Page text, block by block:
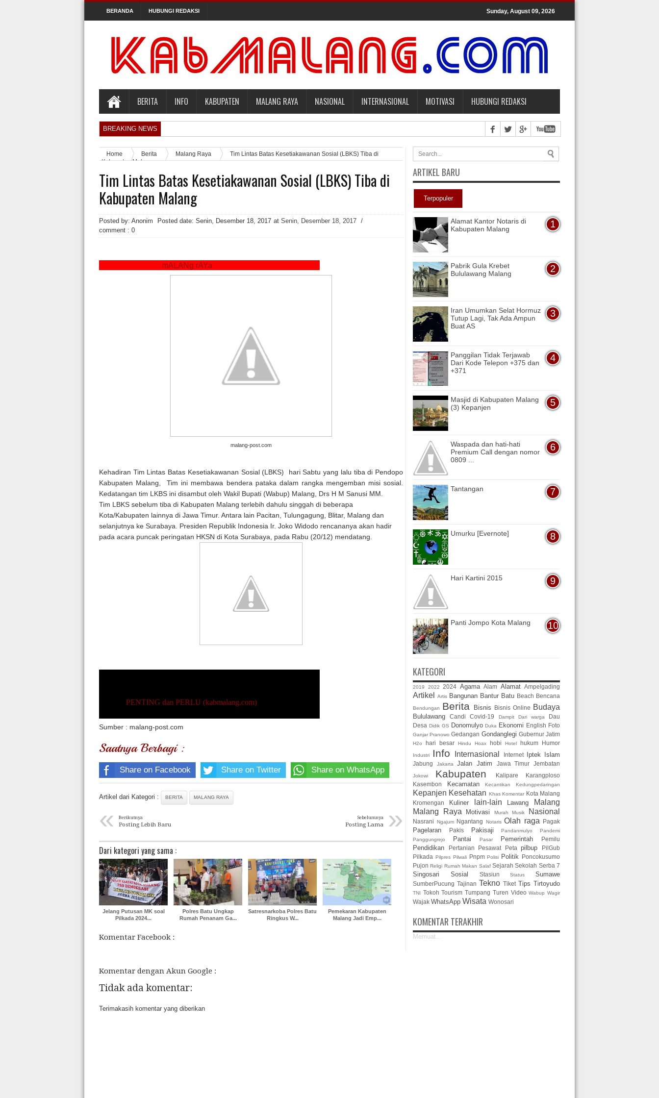
BERANDA HUBUNGI REDAKSI Sunday, August 09, 2026
BERITA INFO KABUPATEN MALANG RAYA NASIONAL INTERNASIONAL MOTIVASI HUBUNGI REDAKSI
BREAKING NEWS
Sidang Pra Peradilan Roy Suryo
KPK Periksa Mantan Stafsus Menag Gus Yaqut terkait Kasus Kuota Haji [sindonews.com]
Hakim Kabulkan Sebagian Gugatan Praperadilan Roy Suryo [news.detik]
Home Berita Malang Raya
Tim Lintas Batas Kesetiakawanan Sosial (LBKS) Tiba di
Kabupaten Malang
Tim Lintas Batas Kesetiakawanan Sosial (LBKS) Tiba di
Kabupaten Malang
Posted by: Anonim Posted date: Senin, Desember 18, 2017 at Senin, Desember 18, 2017 /
comment : 0
mALANg rAYa
malang-post.com
Kehadiran Tim Lintas Batas Kesetiakawanan Sosial (LBKS) hari Sabtu yang lalu tiba di Pendopo
Kabupaten Malang, Tim ini membawa bendera pataka dalam rangka mengemban misi sosial.
Kedatangan tim LKBS ini disambut oleh Wakil Bupati (Wabup) Malang, Drs H M Sanusi MM.
Tim LBKS sebelum tiba di Kabupaten Malang terlebih dahulu singgah di beberapa
Kota/Kabupaten lainnya di Jawa Timur. Antara lain Pacitan, Tulungagung, Blitar, Malang dan
selanjutnya ke Surabaya. Presiden Republik Indonesia Ir. Joko Widodo rencananya akan hadir
pada acara puncak peringatan HKSN di Kota Surabaya, pada Rabu (20/12) mendatang.
Sumber : malang-post.com
Saatnya Berbagi :
Share on Facebook Share on Twitter Share on WhatsApp
Artikel dari Kategori : BERITA MALANG RAYA
« Berikutnya
Posting Lebih Baru »
Sebelumnya
Posting Lama
Dari kategori yang sama :
Jelang Putusan MK soal
Pilkada 2024...
Polres Batu Ungkap
Rumah Penanam Ga...
Satresnarkoba Polres Batu
Ringkus W...
Pemekaran Kabupaten
Malang Jadi Emp...
Komentar Facebook :
Komentar dengan Akun Google :
Tidak ada komentar:
Terimakasih komentar yang diberikan
ARTIKEL BARU
Terpopuler
Alamat Kantor Notaris di
Kabupaten Malang
Pabrik Gula Krebet
Bululawang Malang
Iran Umumkan Selat Hormuz
Tutup Lagi, Tak Ada Ampun
Buat AS
Panggilan Tidak Terjawab
Dari Kode Telepon +375 dan
+371
Masjid di Kabupaten Malang
(3) Kepanjen
Waspada dan hati-hati
Premium Call dengan nomor
0809 ...
Tantangan
Umurku [Evernote]
Hari Kartini 2015
Panti Jompo Kota Malang
KATEGORI
2019 2022 2024 Agama Alam Alamat Ampelgading
Artikel Artis Bangunan Bantur Batu Beach Bencana
Bendungan Berita Bisnis Bisnis Online Budaya
Bululawang Candi Covid-19 Dampit Dari warga
Dau
Desa Didik GS Donomulyo Duka Ekonomi English Foto
Ganjar Pranowo Gedangan Gondanglegi Gubernur Jatim
H2o hari besar Hindu Hoax hobi Hotel hukum Humor
Industri Info Internasional Internet Iptek Islam
Jabung Jakarta Jalan Jatim Jawa Timur Jembatan
Jokowi Kabupaten Kalipare
Karangploso
Kasembon
Kecamatan Kecantikan Kedungpedaringan
Kepanjen Kesehatan Khas Komentar Kota Malang
Kromengan
Kuliner lain-lain Lawang
Malang
Malang Raya
Motivasi Murah Musik Nasional
Nasrani Ngajum Ngantang Notaris Olah raga Pagak
Pagelaran Pakis Pakisaji Pandanmulyo
Pandemi
Panggungrejo
Pantai Pasar Pemerintah Pemilu
Pendidikan Pertanian Pesawat Peta pilbup
PilGub
Pilkada Pilpres Pilwali Pnpm Polisi Politik
Poncokusumo
Pujon Religi Rumah Makan Salaf Sejarah Sekolah Serba 7
Singosari Sosial Stasiun Status Sumawe
SumberPucung Tajinan Tekno Tiket Tips Tirtoyudo
TNI Tokoh Tourism Tumpang Turen Video Wabup Wagir
Wajak WhatsApp Wisata Wonosari
KOMENTAR TERAKHIR
Memuat...